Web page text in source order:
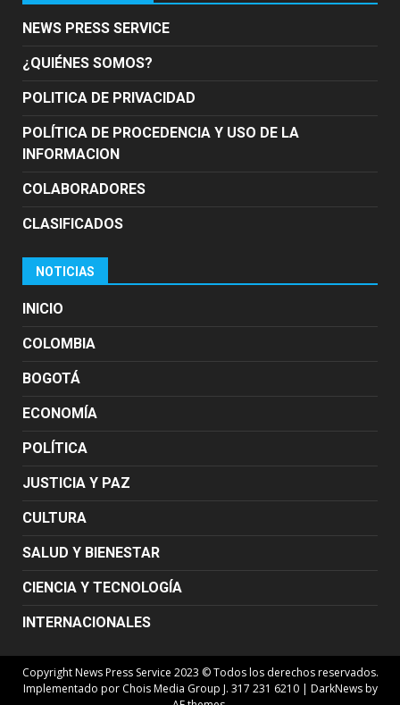
NEWS PRESS SERVICE
¿QUIÉNES SOMOS?
POLITICA DE PRIVACIDAD
POLÍTICA DE PROCEDENCIA Y USO DE LA
INFORMACION
COLABORADORES
CLASIFICADOS
NOTICIAS
INICIO
COLOMBIA
BOGOTÁ
ECONOMÍA
POLÍTICA
JUSTICIA Y PAZ
CULTURA
SALUD Y BIENESTAR
CIENCIA Y TECNOLOGÍA
INTERNACIONALES
Copyright News Press Service 2023 © Todos los derechos reservados.
Implementado por Chois Media Group J. 317 231 6210 | DarkNewsby